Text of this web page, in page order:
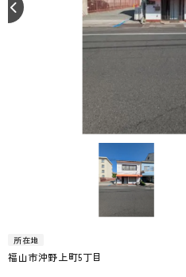
所在地
福山市沖野上町5丁目